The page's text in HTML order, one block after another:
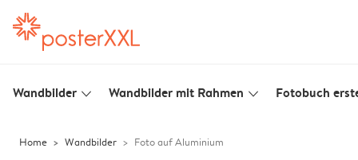
Wandbilder slim_arrow_down Wandbilder mit Rahmen slim_arrow_down Fotobuch
Home Wandbilder Foto auf Aluminium